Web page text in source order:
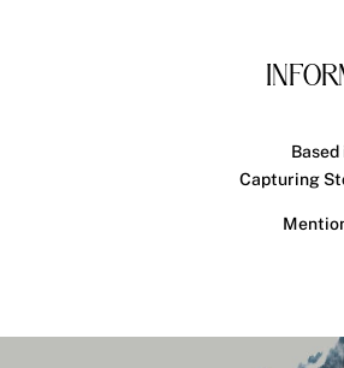
Capturing